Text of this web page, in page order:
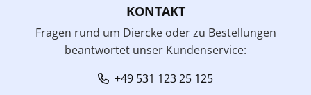
KONTAKT
Fragen rund um Diercke oder zu Bestellungen
beantwortet unser Kundenservice:
+49 531 123 25 125